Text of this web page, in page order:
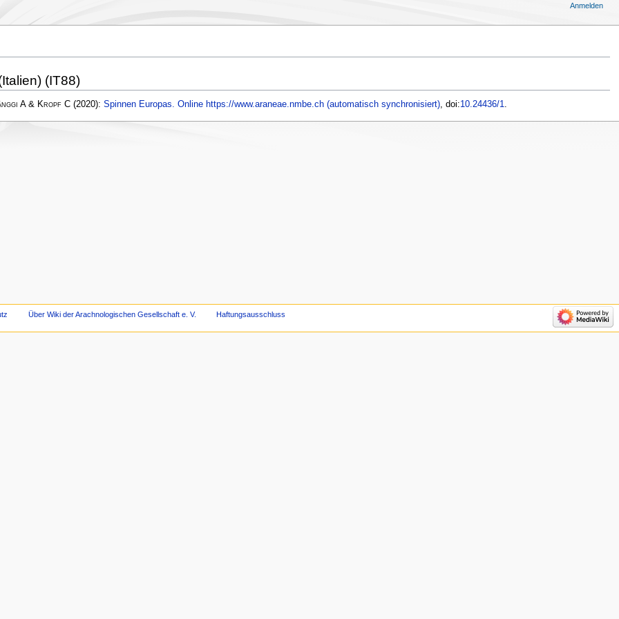
(IT88)
A & Kropf C(2020): Spinnen Europas. Online https://www.araneae.nmbe.ch (automatisch synchronisiert), doi:10.24436/1.
Anmelden
Über Wiki der Arachnologischen Gesellschaft e. V. Haftungsausschluss